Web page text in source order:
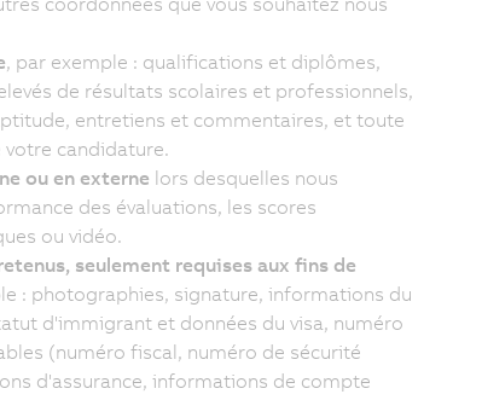
, par exemple : qualifications et diplômes,
de résultats scolaires et professionnels,
entretiens et commentaires, et toute
votre candidature.
ou en externe lors desquelles nous
des évaluations, les scores
ou vidéo.
seulement requises aux fins de
: photographies, signature, informations du
d'immigrant et données du visa, numéro
(numéro fiscal, numéro de sécurité
d'assurance, informations de compte